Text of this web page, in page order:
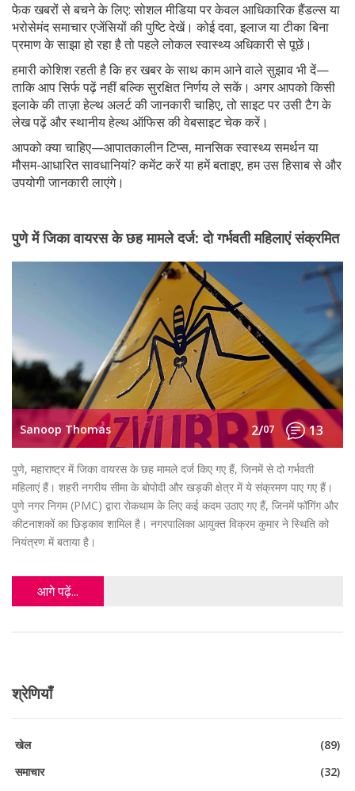
फेक खबरों से बचने के लिए: सोशल मीडिया पर केवल आधिकारिक हैंडल्स या
भरोसेमंद समाचार एजेंसियों की पुष्टि देखें। कोई दवा, इलाज या टीका बिना
प्रमाण के साझा हो रहा है तो पहले लोकल स्वास्थ्य अधिकारी से पूछें।
हमारी कोशिश रहती है कि हर खबर के साथ काम आने वाले सुझाव भी दें—
ताकि आप सिर्फ पढ़ें नहीं बल्कि सुरक्षित निर्णय ले सकें। अगर आपको किसी
इलाके की ताज़ा हेल्थ अलर्ट की जानकारी चाहिए, तो साइट पर उसी टैग के
लेख पढ़ें और स्थानीय हेल्थ ऑफिस की वेबसाइट चेक करें।
आपको क्या चाहिए—आपातकालीन टिप्स, मानसिक स्वास्थ्य समर्थन या
मौसम-आधारित सावधानियां? कमेंट करें या हमें बताइए, हम उस हिसाब से और
उपयोगी जानकारी लाएंगे।
पुणे में जिका वायरस के छह मामले दर्ज: दो गर्भवती महिलाएं संक्रमित
Sanoop Thomas 2/07 13
पुणे, महाराष्ट्र में जिका वायरस के छह मामले दर्ज किए गए हैं, जिनमें से दो गर्भवती
महिलाएं हैं। शहरी नगरीय सीमा के बोपोदी और खड़की क्षेत्र में ये संक्रमण पाए गए हैं।
पुणे नगर निगम (PMC) द्वारा रोकथाम के लिए कई कदम उठाए गए हैं, जिनमें फॉगिंग और
कीटनाशकों का छिड़काव शामिल है। नगरपालिका आयुक्त विक्रम कुमार ने स्थिति को
नियंत्रण में बताया है।
आगे पढ़ें...
श्रेणियाँ
खेल
(89)
समाचार
(32)